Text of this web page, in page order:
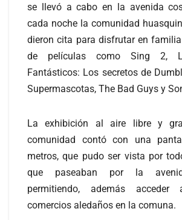
se llevó a cabo en la avenida
cada noche la comunidad
dieron cita para disfrutar en
de películas como Sing 2,
Fantásticos: Los secretos de
Supermascotas, The Bad Guys y
La exhibición al aire libre y
comunidad contó con una
metros, que pudo ser vista por
que paseaban por la
permitiendo, además
comercios aledaños en la comuna.